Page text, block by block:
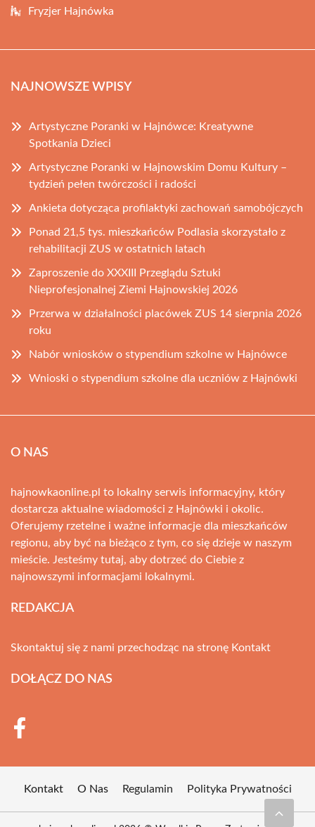
Fryzjer Hajnówka
NAJNOWSZE WPISY
Artystyczne Poranki w Hajnówce: Kreatywne
Spotkania Dzieci
Artystyczne Poranki w Hajnowskim Domu Kultury –
tydzień pełen twórczości i radości
Ankieta dotycząca profilaktyki zachowań samobójczych
Ponad 21,5 tys. mieszkańców Podlasia skorzystało z
rehabilitacji ZUS w ostatnich latach
Zaproszenie do XXXIII Przeglądu Sztuki
Nieprofesjonalnej Ziemi Hajnowskiej 2026
Przerwa w działalności placówek ZUS 14 sierpnia 2026
roku
Nabór wniosków o stypendium szkolne w Hajnówce
Wnioski o stypendium szkolne dla uczniów z Hajnówki
O NAS
hajnowkaonline.pl to lokalny serwis informacyjny, który
dostarcza aktualne wiadomości z Hajnówki i okolic.
Oferujemy rzetelne i ważne informacje dla mieszkańców
regionu, aby być na bieżąco z tym, co się dzieje w naszym
mieście. Jesteśmy tutaj, aby dotrzeć do Ciebie z
najnowszymi informacjami lokalnymi.
REDAKCJA
Skontaktuj się z nami przechodząc na stronę Kontakt
DOŁĄCZ DO NAS
Kontakt O Nas Regulamin Polityka Prywatności